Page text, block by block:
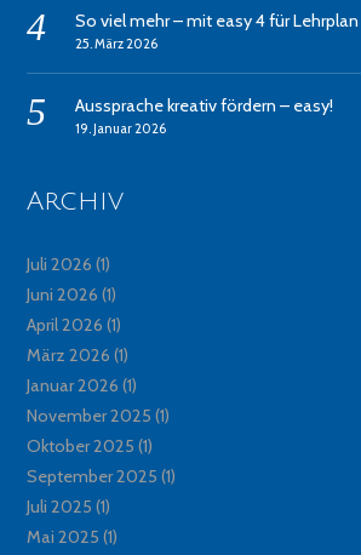
So viel mehr – mit easy 4 für
25. März 2026
Aussprache kreativ fördern – easy!
19. Januar 2026
Archiv
Juli 2026 (1)
Juni 2026 (1)
April 2026 (1)
März 2026 (1)
Januar 2026 (1)
November 2025 (1)
Oktober 2025 (1)
September 2025 (1)
Juli 2025 (1)
Mai 2025 (1)